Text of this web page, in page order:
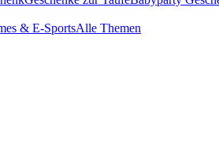
& E-SportsAlle Themen